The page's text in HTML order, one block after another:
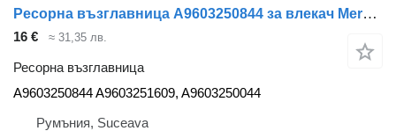
Ресорна възглавница A9603250844 за влекач Mercedes-Benz ACTROS MP4
16 € ≈ 31,35 лв.
Ресорна възглавница
A9603250844 A9603251609, A9603250044
Румъния, Suceava